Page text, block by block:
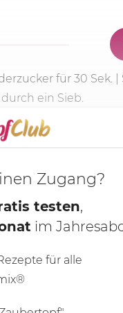
für 30 Sek.
ein Sieb.
Zugang?
testen,
im
für alle